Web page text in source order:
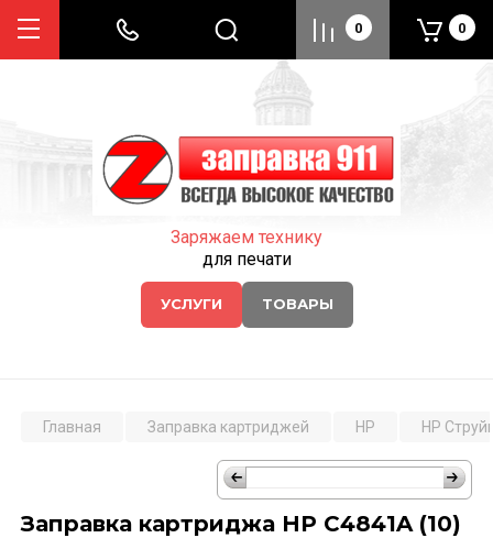
Заряжаем технику
для печати
УСЛУГИ ТОВАРЫ
0 0
Главная Заправка картриджей HP HP
Заправка картриджа HP C4841A (10)